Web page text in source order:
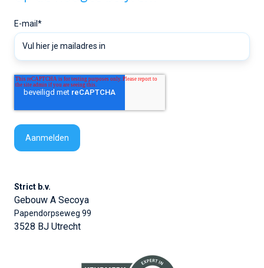
E-mail *
Strict b.v.
Gebouw A Secoya
Papendorpseweg 99
3528 BJ Utrecht